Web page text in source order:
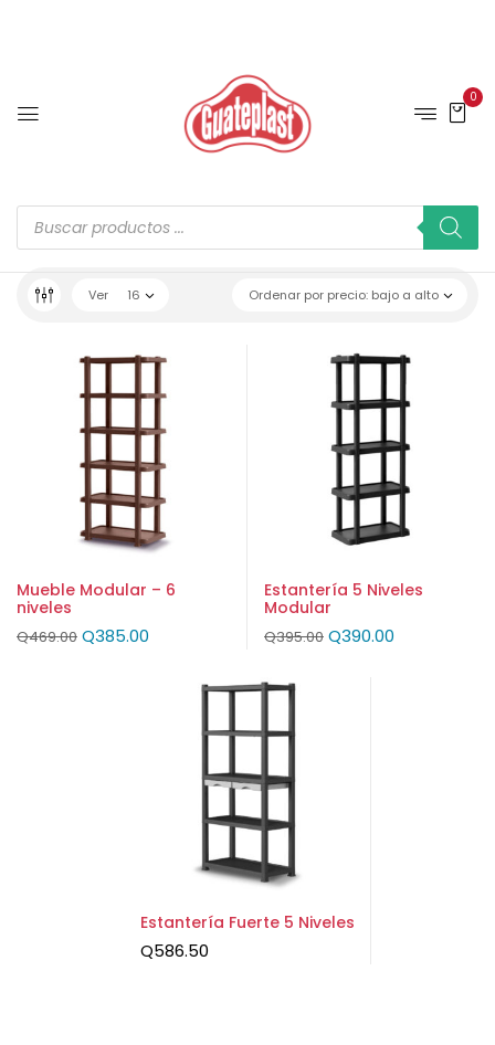
0
Ordenar por precio: bajo a alto
Ver 16
Mueble Modular – 6
niveles
Q469.00 Q385.00
Estantería 5 Niveles
Modular
Q395.00 Q390.00
Estantería Fuerte 5 Niveles
Q586.50